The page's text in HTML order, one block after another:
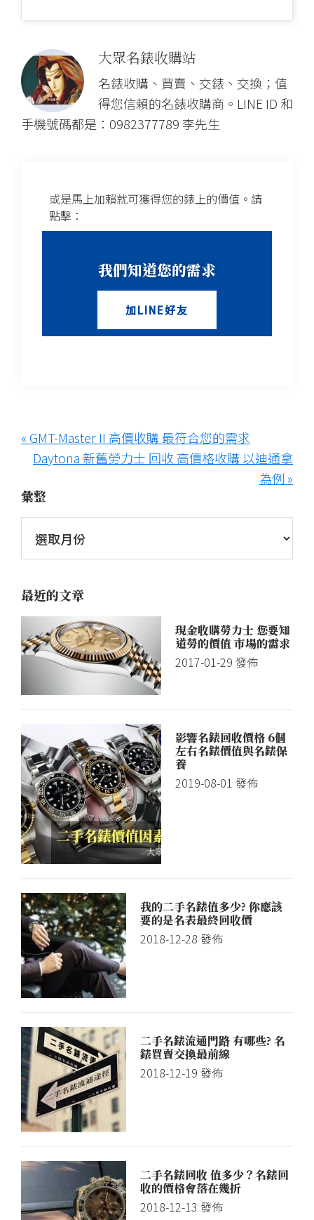
大眾名錶收購站
名錶收購、買賣、交錶、交換；值
得您信賴的名錶收購商。LINE ID 和
手機號碼都是：0982377789 李先生
或是馬上加賴就可獲得您的錶上的價值。請
點擊：
我們知道您的需求
加LINE好友
« GMT-Master II 高價收購 最符合您的需求
Daytona 新舊勞力士 回收 高價格收購 以迪通拿
為例 »
彙整
最近的文章
現金收購勞力士 您要知
道勞的價值 市場的需求
2017-01-29 發佈
影響名錶回收價格 6個
左右名錶價值與名錶保
養
2019-08-01 發佈
我的二手名錶值多少? 你應該
要的是名表最終回收價
2018-12-28 發佈
二手名錶流通門路 有哪些? 名
錶買賣交換最前線
2018-12-19 發佈
二手名錶回收 值多少？名錶回
收的價格會落在幾折
2018-12-13 發佈